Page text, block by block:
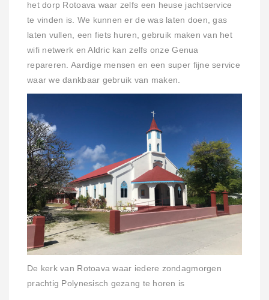
het dorp Rotoava waar zelfs een heuse jachtservice
te vinden is. We kunnen er de was laten doen, gas
laten vullen, een fiets huren, gebruik maken van het
wifi netwerk en Aldric kan zelfs onze Genua
repareren. Aardige mensen en een super fijne service
waar we dankbaar gebruik van maken.
De kerk van Rotoava waar iedere zondagmorgen
prachtig Polynesisch gezang te horen is